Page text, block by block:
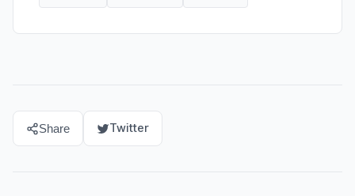
Share Twitter